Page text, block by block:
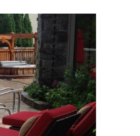
Ground Pool Skimmer
Rp (Hubungi CS)